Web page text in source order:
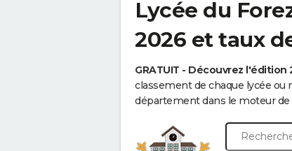
Lycée du
2026 et taux
GRATUIT - Découvrez l'édition
classement de chaque lycée
département dans le moteur